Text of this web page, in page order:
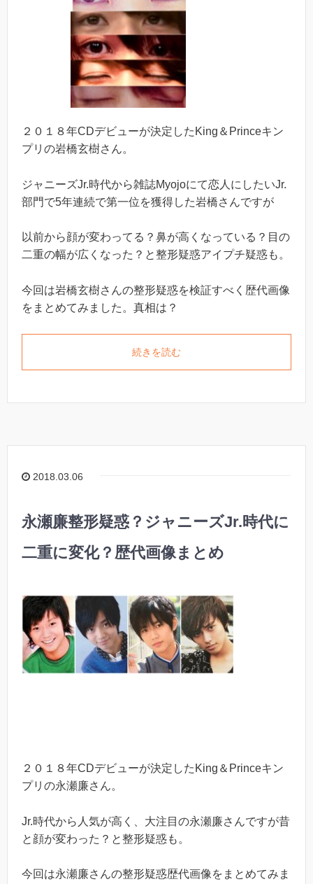
２０１８年CDデビューが決定したKing＆Princeキン
プリの岩橋玄樹さん。
ジャニーズJr.時代から雑誌Myojoにて恋人にしたいJr.
部門で5年連続で第一位を獲得した岩橋さんですが
以前から顔が変わってる？鼻が高くなっている？目の
二重の幅が広くなった？と整形疑惑アイプチ疑惑も。
今回は岩橋玄樹さんの整形疑惑を検証すべく歴代画像
をまとめてみました。真相は？
続きを読む
2018.03.06
永瀬廉整形疑惑？ジャニーズJr.時代に
二重に変化？歴代画像まとめ
２０１８年CDデビューが決定したKing＆Princeキン
プリの永瀬廉さん。
Jr.時代から人気が高く、大注目の永瀬廉さんですが昔
と顔が変わった？と整形疑惑も。
今回は永瀬廉さんの整形疑惑歴代画像をまとめてみま